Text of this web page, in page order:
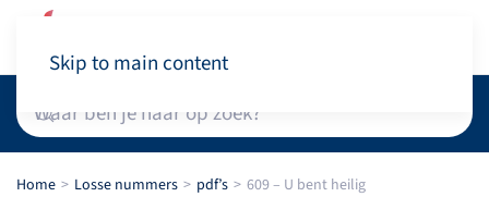
Skip to main content
Home Losse nummers pdf’s 609 – U bent heilig